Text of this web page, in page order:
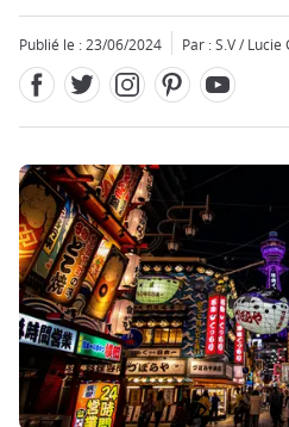
Publié le : 23/06/2024 Par : S.V / Lucie
Fermer